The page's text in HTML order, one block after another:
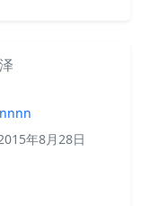
年8月28日